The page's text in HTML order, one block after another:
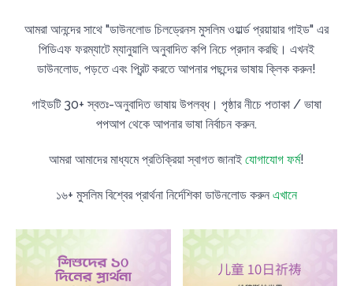
আমরা আনন্দের সাথে "ডাউনলোড চিলড্রেনস মুসলিম ওয়ার্ল্ড প্রয়ায়ার গাইড" এর
পিডিএফ ফরম্যাটে ম্যানুয়ালি অনুবাদিত কপি নিচে প্রদান করছি। এখনই
ডাউনলোড, পড়তে এবং প্রিন্ট করতে আপনার পছন্দের ভাষায় ক্লিক করুন!
গাইডটি 30+ স্বতঃ-অনুবাদিত ভাষায় উপলব্ধ। পৃষ্ঠার নীচে পতাকা / ভাষা
পপআপ থেকে আপনার ভাষা নির্বাচন করুন.
আমরা আমাদের মাধ্যমে প্রতিক্রিয়া স্বাগত জানাই যোগাযোগ ফর্ম!
১৬+ মুসলিম বিশ্বের প্রার্থনা নির্দেশিকা ডাউনলোড করুন এখানে